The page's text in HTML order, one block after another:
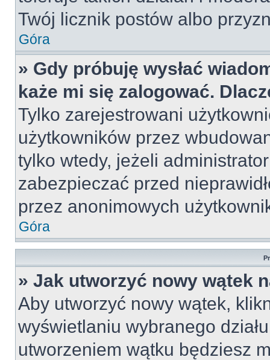
Twój licznik postów albo
Góra
» Gdy próbuję wysłać
każe mi się zalogować.
Tylko zarejestrowani
użytkowników przez
tylko wtedy, jeżeli
zabezpieczać przed
przez anonimowych
Góra
» Jak utworzyć nowy wątek
Aby utworzyć nowy wątek,
wyświetlaniu wybranego
utworzeniem wątku będziesz